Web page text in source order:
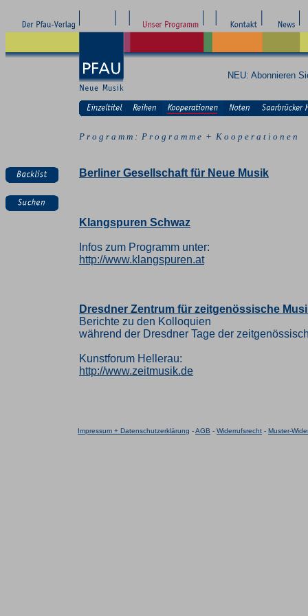
NEU: Abonnieren
P r o g r a m m : P r o g r a m m e + K o o p e r a t i o n e n
Berliner Gesellschaft für Neue Musik
Klangspuren Schwaz
Infos zum Programm unter:
http://www.klangspuren.at
Dresdner Zentrum für zeitgenössische
Berichte zu den Kolloquien
während der Dresdner Tage der
Kunstforum Hellerau:
http://www.zeitmusik.de
Impressum + Datenschutzerklärung -AGB - Widerrufsrecht - Muster-